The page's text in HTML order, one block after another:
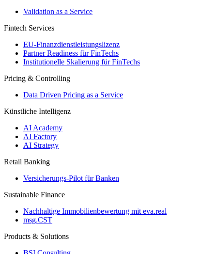
Validation as a Service
Fintech Services
EU-Finanzdienstleistungslizenz
Partner Readiness für FinTechs
Institutionelle Skalierung für FinTechs
Pricing & Controlling
Data Driven Pricing as a Service
Künstliche Intelligenz
AI Academy
AI Factory
AI Strategy
Retail Banking
Versicherungs-​Pilot für Banken
Sustainable Finance
Nachhaltige Immobilienbewertung mit eva.real
msg.CST
Products & Solutions